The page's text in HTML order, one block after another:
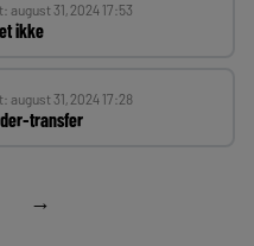
august 31, 2024 17:53
ikke
august 31, 2024 17:28
transfer
→